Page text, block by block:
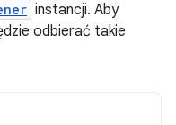
instancji. Aby
odbierać takie